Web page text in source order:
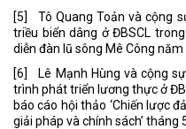
[5] Tô Quang Toản và cộng
triều biển dâng ở ĐBSCL
diễn đàn lũ sông Mê Công năm
[6] Lê Mạnh Hùng và cộng
trình phát triển lương thực ở
báo cáo hội thảo ‘Chiến lược
giải pháp và chính sách’ tháng